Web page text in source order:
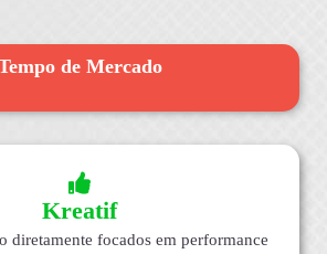
de Mercado
Kreatif
diretamente focados em performance